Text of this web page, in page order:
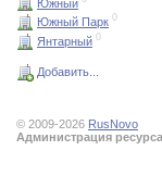
Южный Парк 0
Янтарный 0
Добавить...
© 2009-2026 RusNovo
Администрация